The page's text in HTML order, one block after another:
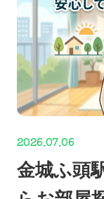
2026.07.06
金城ふ頭